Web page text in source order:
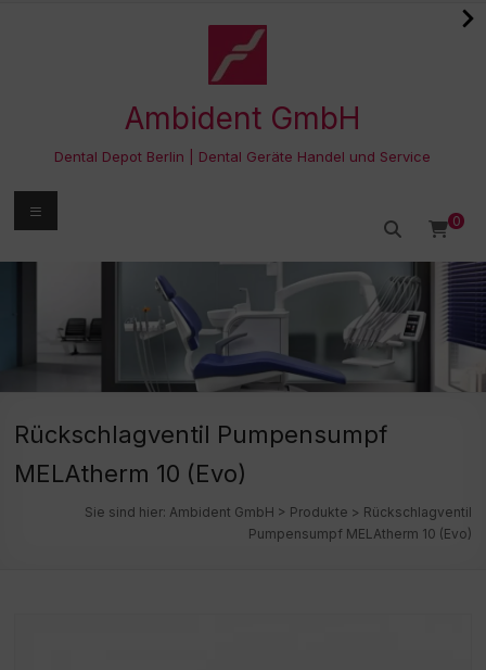
Ambident GmbH
Dental Depot Berlin | Dental Geräte Handel und Service
0
Menü
Rückschlagventil Pumpensumpf
MELAtherm 10 (Evo)
Sie sind hier: Ambident GmbH > Produkte > Rückschlagventil
Pumpensumpf MELAtherm 10 (Evo)